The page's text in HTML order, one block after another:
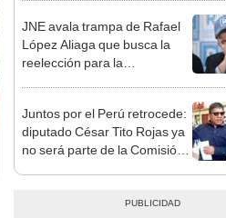
JNE avala trampa de Rafael
López Aliaga que busca la
reelección para la
Juntos por el Perú retrocede:
diputado César Tito Rojas ya
no será parte de la Comisión